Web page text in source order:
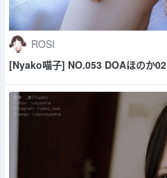
ROSI
[Nyako喵子] NO.053 DOAほのか02